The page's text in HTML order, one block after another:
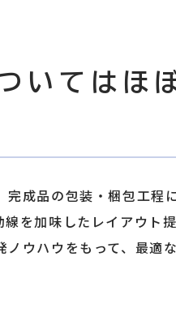
いてはほ
成品の包装・梱包工程
を加味したレイアウト
ウハウをもって、最適